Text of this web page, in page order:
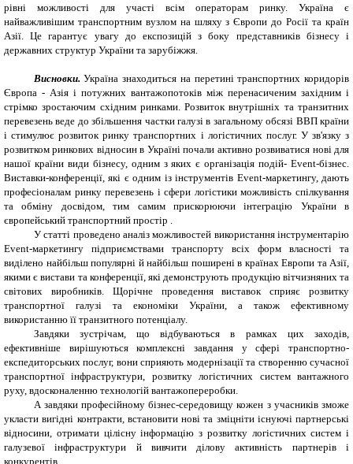
рівні можливості для участі всім операторам ринку. Україна є
найважливішим транспортним вузлом на шляху з Європи до Росії та країн
Азії. Це гарантує увагу до експозицій з боку представників бізнесу і
державних структур України та зарубіжжя.
Висновки. Україна знаходиться на перетині транспортних коридорів
Європа - Азія і потужних вантажопотоків між перенасиченим західним і
стрімко зростаючим східним ринками. Розвиток внутрішніх та транзитних
перевезень веде до збільшення частки галузі в загальному обсязі ВВП країни
і стимулює розвиток ринку транспортних і логістичних послуг. У зв'язку з
розвитком ринкових відносин в Україні почали активно розвиватися нові для
нашої країни види бізнесу, одним з яких є організація подій-Event-бізнес.
Виставки-конференції, які є одним із інструментів Event-маркетингу, дають
професіоналам ринку перевезень і сфери логістики можливість спілкування
та обміну досвідом, тим самим прискорюючи інтеграцію України в
європейський транспортний простір .
У статті проведено аналіз можливостей використання інструментарію
Event-маркетингу підприємствами транспорту всіх форм власності та
виділено найбільш популярні й найбільш поширені в країнах Европи та Азії,
якими є вистави та конференції, які демонструють продукцію вітчизняних та
світових виробників. Щорічне проведення виставок сприяє розвитку
транспортної галузі та економіки України, а також ефективному
використанню її транзитного потенціалу.
Завдяки зустрічам, що відбуваються в рамках цих заходів,
ефективніше вирішуються комплексні завдання у сфері транспортно-
експедиторських послуг, вони сприяють модернізації та створенню сучасної
транспортної інфраструктури, розвитку логістичних систем вантажного
руху, вдосконаленню технологій вантажопереробки.
А завдяки професійному бізнес-середовищу кожен з учасників зможе
укласти вигідні контракти, встановити нові та зміцніти існуючі партнерські
відносини, отримати цілісну інформацію з розвитку логістичних систем і
галузевої інфраструктури й вивчити ділову активність партнерів і
конкурентів.